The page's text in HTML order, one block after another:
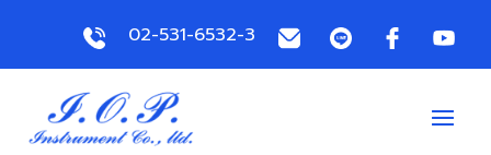
02-531-6532-3